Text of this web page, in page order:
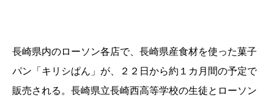
長崎県内のローソン各店で、長崎県産食材を使った菓子
パン「キリシぱん」が、２２日から約１カ月間の予定で
販売される。長崎県立長崎西高等学校の生徒とローソン